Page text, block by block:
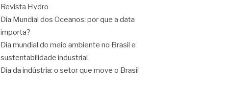
Revista Hydro
Dia Mundial dos Oceanos: por que a data
importa?
Dia mundial do meio ambiente no Brasil e
sustentabilidade industrial
Dia da indústria: o setor que move o Brasil